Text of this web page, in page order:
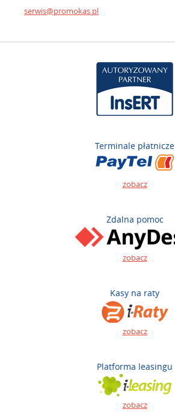
serwis@promokas.pl
Terminale płatnicze
zobacz
Zdalna pomoc
zobacz
Kasy na raty
zobacz
Platforma leasingu
zobacz